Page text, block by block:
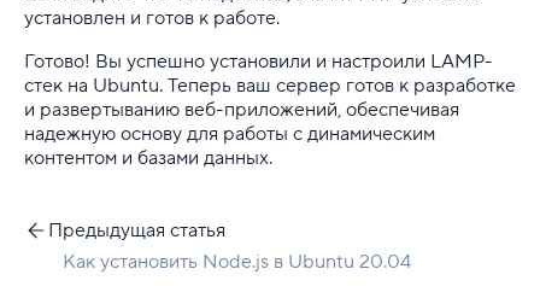
установлен и готов к работе.
Готово! Вы успешно установили и настроили LAMP-
стек на Ubuntu. Теперь ваш сервер готов к разработке
и развертыванию веб-приложений, обеспечивая
надежную основу для работы с динамическим
контентом и базами данных.
Предыдущая статья
Как установить Node.js в Ubuntu 20.04